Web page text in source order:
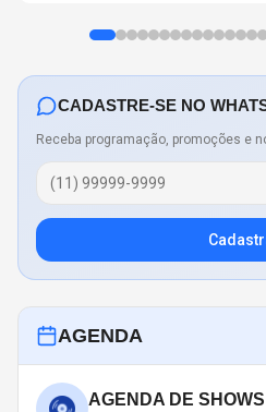
CADASTRE-SE NO
Receba programação, promoções e
AGENDA
AGENDA DE SHOWS